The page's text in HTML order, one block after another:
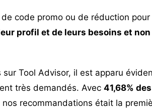
code promo ou de réduction pour
profil et de leurs besoins et non
Tool Advisor, il est apparu
très demandés. Avec 41,68% des
recommandations était la